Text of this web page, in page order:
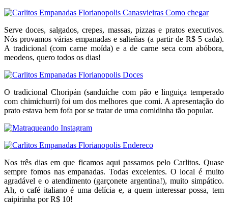
Serve doces, salgados, crepes, massas, pizzas e pratos executivos.
Nós provamos várias empanadas e salteñas (a partir de R$ 5 cada).
A tradicional (com carne moída) e a de carne seca com abóbora,
meodeos, quero todos os dias!
O tradicional Choripán (sanduíche com pão e linguiça temperado
com chimichurri) foi um dos melhores que comi. A apresentação do
prato estava bem fofa por se tratar de uma comidinha tão popular.
Nos três dias em que ficamos aqui passamos pelo Carlitos. Quase
sempre fomos nas empanadas. Todas excelentes. O local é muito
agradável e o atendimento (garçonete argentina!), muito simpático.
Ah, o café italiano é uma delícia e, a quem interessar possa, tem
caipirinha por R$ 10!